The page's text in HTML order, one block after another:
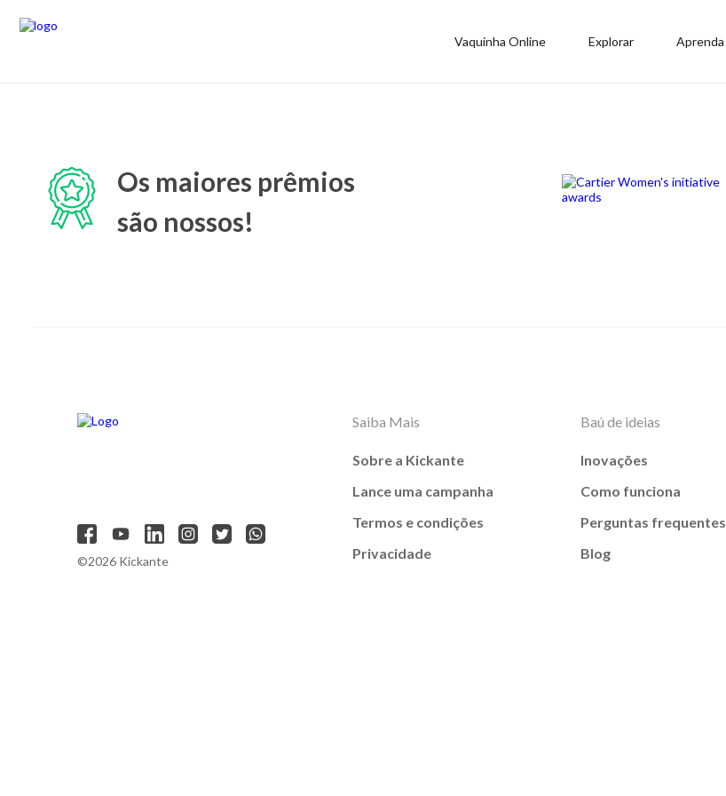
Vaquinha Online Explorar Aprenda
Os maiores prêmios
são nossos!
©2026 Kickante
Saiba Mais
Sobre a Kickante
Lance uma campanha
Termos e condições
Privacidade
Baú de ideias
Inovações
Como funciona
Perguntas frequentes
Blog